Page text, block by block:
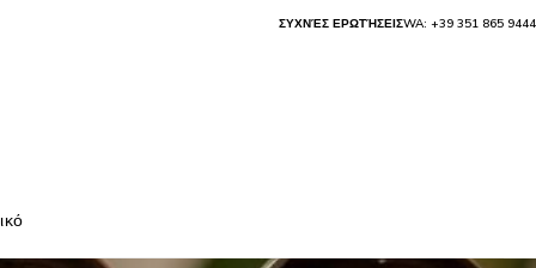
ΣΥΧΝΈΣ ΕΡΩΤΉΣΕΙΣWA: +39 351 865 9444